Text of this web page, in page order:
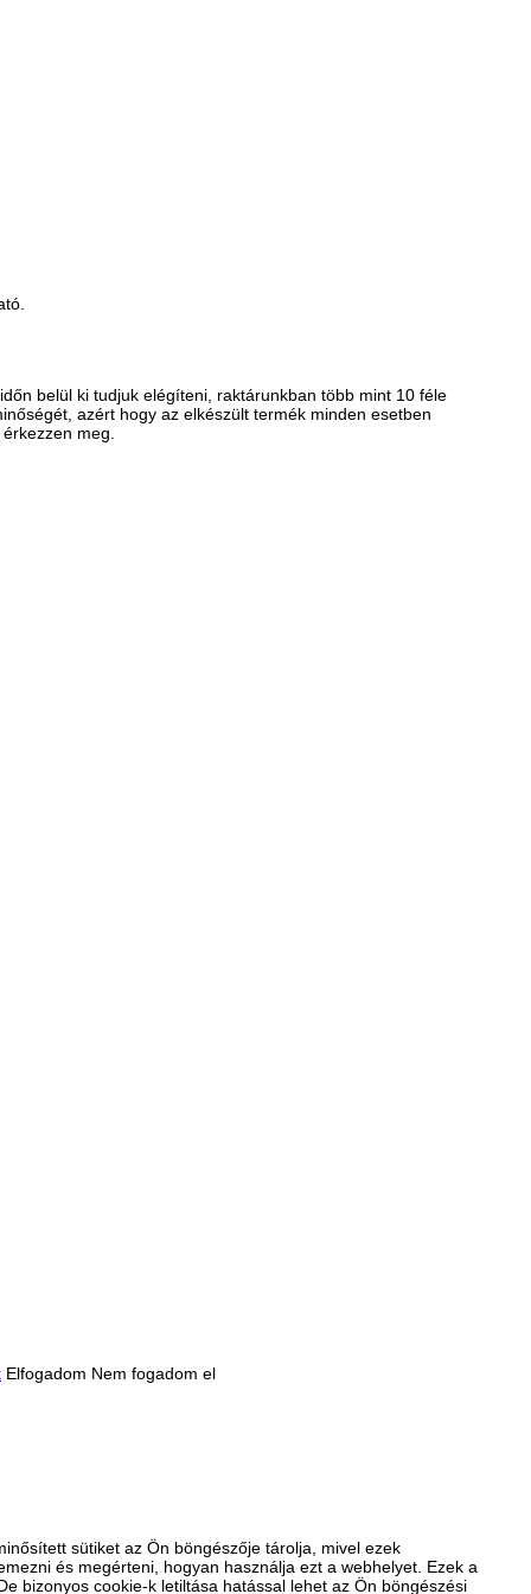
belül ki tudjuk elégíteni, raktárunkban több mint 10 féle
azért hogy az elkészült termék minden esetben
meg.
Elfogadom Nem fogadom el
sütiket az Ön böngészője tárolja, mivel ezek
és megérteni, hogyan használja ezt a webhelyet. Ezek a
bizonyos cookie-k letiltása hatással lehet az Ön böngészési